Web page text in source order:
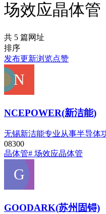
场效应晶体管
共 5 篇网址
排序
发布更新浏览点赞
NCEPOWER(新洁能)
无锡新洁能专业从事半导体
08300
晶体管# 场效应晶体管
GOODARK(苏州固锝)